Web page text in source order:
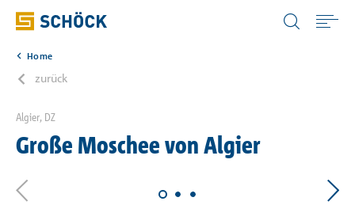
Anwendungen
Germany (DE) Deutsch
Home
zurück
Algier, DZ
Große Moschee von Algier